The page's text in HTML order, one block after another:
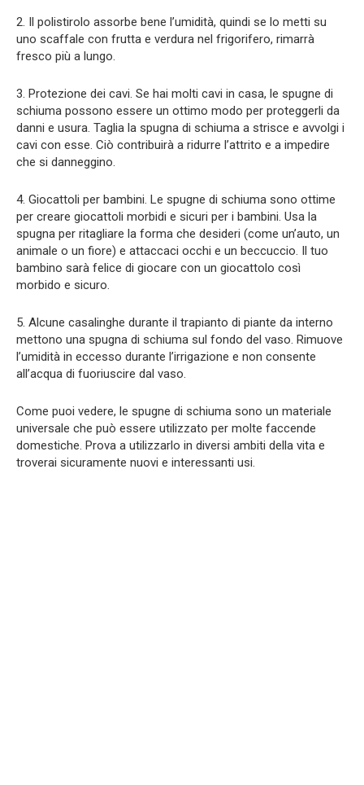
2. Il polistirolo assorbe bene l’umidità, quindi se lo metti su
uno scaffale con frutta e verdura nel frigorifero, rimarrà
fresco più a lungo.
3. Protezione dei cavi. Se hai molti cavi in ​​casa, le spugne di
schiuma possono essere un ottimo modo per proteggerli da
danni e usura. Taglia la spugna di schiuma a strisce e avvolgi i
cavi con esse. Ciò contribuirà a ridurre l’attrito e a impedire
che si danneggino.
4. Giocattoli per bambini. Le spugne di schiuma sono ottime
per creare giocattoli morbidi e sicuri per i bambini. Usa la
spugna per ritagliare la forma che desideri (come un’auto, un
animale o un fiore) e attaccaci occhi e un beccuccio. Il tuo
bambino sarà felice di giocare con un giocattolo così
morbido e sicuro.
5. Alcune casalinghe durante il trapianto di piante da interno
mettono una spugna di schiuma sul fondo del vaso. Rimuove
l’umidità in eccesso durante l’irrigazione e non consente
all’acqua di fuoriuscire dal vaso.
Come puoi vedere, le spugne di schiuma sono un materiale
universale che può essere utilizzato per molte faccende
domestiche. Prova a utilizzarlo in diversi ambiti della vita e
troverai sicuramente nuovi e interessanti usi.